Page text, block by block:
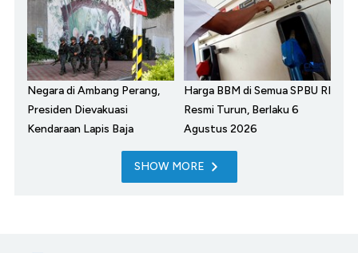
Negara di Ambang Perang,
Presiden Dievakuasi
Kendaraan Lapis Baja
Harga BBM di Semua SPBU RI
Resmi Turun, Berlaku 6
Agustus 2026
SHOW MORE